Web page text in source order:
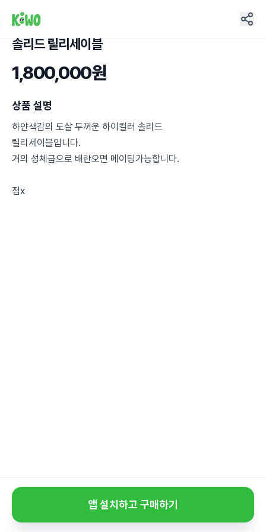
솔리드 릴리세이블
1,800,000원
상품 설명
하얀색감의 도살 두꺼운 하이컬러 솔리드
릴리세이블입니다.
거의 성체급으로 배란오면 메이팅가능합니다.
점x
앱 설치하고 구매하기